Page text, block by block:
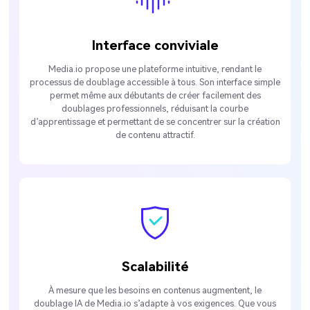
Interface conviviale
Media.io propose une plateforme intuitive, rendant le
processus de doublage accessible à tous. Son interface simple
permet même aux débutants de créer facilement des
doublages professionnels, réduisant la courbe
d’apprentissage et permettant de se concentrer sur la création
de contenu attractif.
Scalabilité
À mesure que les besoins en contenus augmentent, le
doublage IA de Media.io s’adapte à vos exigences. Que vous